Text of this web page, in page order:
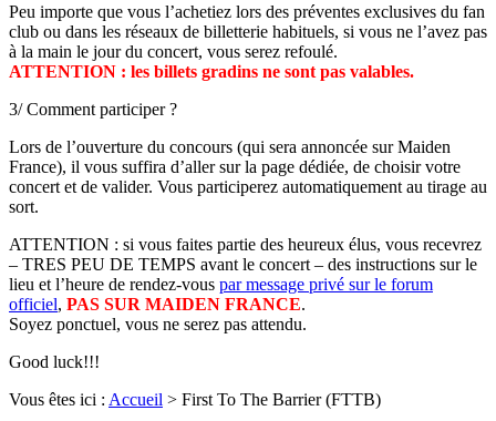
Peu importe que vous l’achetiez lors des préventes exclusives du fan
club ou dans les réseaux de billetterie habituels, si vous ne l’avez pas
à la main le jour du concert, vous serez refoulé.
ATTENTION : les billets gradins ne sont pas valables.
3/ Comment participer ?
Lors de l’ouverture du concours (qui sera annoncée sur Maiden
France), il vous suffira d’aller sur la page dédiée, de choisir votre
concert et de valider. Vous participerez automatiquement au tirage au
sort.
ATTENTION : si vous faites partie des heureux élus, vous recevrez
– TRES PEU DE TEMPS avant le concert – des instructions sur le
lieu et l’heure de rendez-vous par message privé sur le forum
officiel, PAS SUR MAIDEN FRANCE.
Soyez ponctuel, vous ne serez pas attendu.
Good luck!!!
Vous êtes ici : Accueil > First To The Barrier (FTTB)